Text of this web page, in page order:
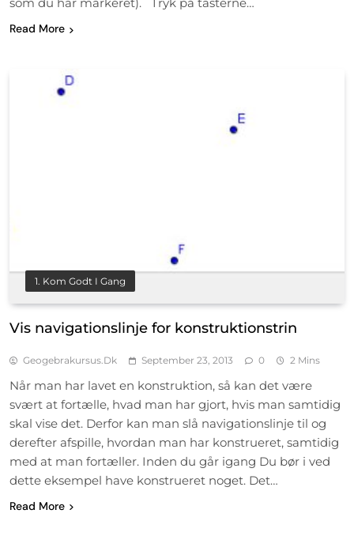
Read More
1. Kom Godt I Gang
Vis navigationslinje for konstruktionstrin
Geogebrakursus.dk September 23, 2013 0 2 Mins
Når man har lavet en konstruktion, så kan det være
svært at fortælle, hvad man har gjort, hvis man samtidig
skal vise det. Derfor kan man slå navigationslinje til og
derefter afspille, hvordan man har konstrueret, samtidig
med at man fortæller. Inden du går igang Du bør i ved
dette eksempel have konstrueret noget. Det…
Read More